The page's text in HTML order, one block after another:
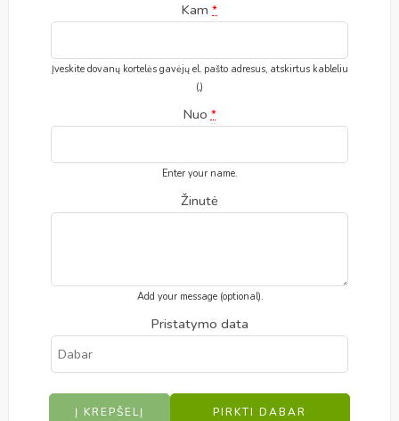
Kam *
Įveskite dovanų kortelės gavėjų el. pašto adresus, atskirtus kableliu
(,)
Nuo *
Enter your name.
Žinutė
Add your message (optional).
Pristatymo data
Į KREPŠELĮ PIRKTI DABAR